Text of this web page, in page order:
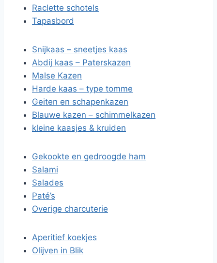
Raclette schotels
Tapasbord
Snijkaas – sneetjes kaas
Abdij kaas – Paterskazen
Malse Kazen
Harde kaas – type tomme
Geiten en schapenkazen
Blauwe kazen – schimmelkazen
kleine kaasjes & kruiden
Gekookte en gedroogde ham
Salami
Salades
Paté’s
Overige charcuterie
Aperitief koekjes
Olijven in Blik